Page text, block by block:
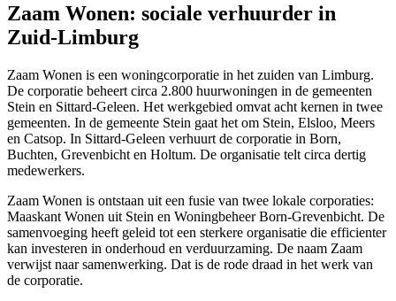
Zaam Wonen: sociale verhuurder in
Zuid-Limburg
Zaam Wonen is een woningcorporatie in het zuiden van Limburg.
De corporatie beheert circa 2.800 huurwoningen in de gemeenten
Stein en Sittard-Geleen. Het werkgebied omvat acht kernen in twee
gemeenten. In de gemeente Stein gaat het om Stein, Elsloo, Meers
en Catsop. In Sittard-Geleen verhuurt de corporatie in Born,
Buchten, Grevenbicht en Holtum. De organisatie telt circa dertig
medewerkers.
Zaam Wonen is ontstaan uit een fusie van twee lokale corporaties:
Maaskant Wonen uit Stein en Woningbeheer Born-Grevenbicht. De
samenvoeging heeft geleid tot een sterkere organisatie die efficienter
kan investeren in onderhoud en verduurzaming. De naam Zaam
verwijst naar samenwerking. Dat is de rode draad in het werk van
de corporatie.